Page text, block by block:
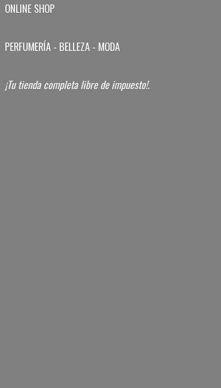
ONLINE SHOP
PERFUMERÍA - BELLEZA - MODA
¡Tu tienda completa librede impuesto!.